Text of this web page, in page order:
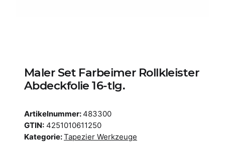
Maler Set Farbeimer Rollkleister
Abdeckfolie 16-tlg.
Artikelnummer:483300
GTIN: 4251010611250
Kategorie:Tapezier Werkzeuge